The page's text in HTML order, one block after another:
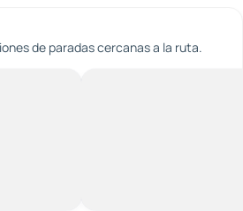
de paradas cercanas a la ruta.